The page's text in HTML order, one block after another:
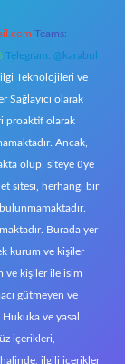
Teams:
Telegram: @karabul
Teknolojileri ve
Sağlayıcı olarak
proaktif olarak
Ancak,
olup, siteye üye
sitesi, herhangi bir
Burada yer
kurum ve kişiler
ve kişiler ile isim
gütmeyen ve
ve yasal
içerikleri,
ilgili içerikler